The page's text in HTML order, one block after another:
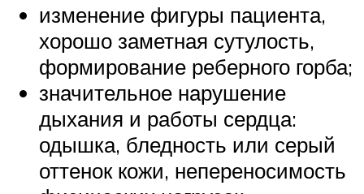
изменение фигуры пациента,
хорошо заметная сутулость,
формирование реберного горба;
значительное нарушение
дыхания и работы сердца:
одышка, бледность или серый
оттенок кожи, непереносимость